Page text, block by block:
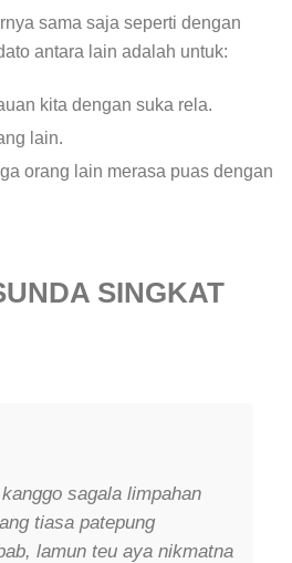
sama saja seperti dengan
antara lain adalah untuk:
kita dengan suka rela.
lain.
orang lain merasa puas dengan
SINGKAT
sagala limpahan
tiasa patepung
lamun teu aya nikmatna